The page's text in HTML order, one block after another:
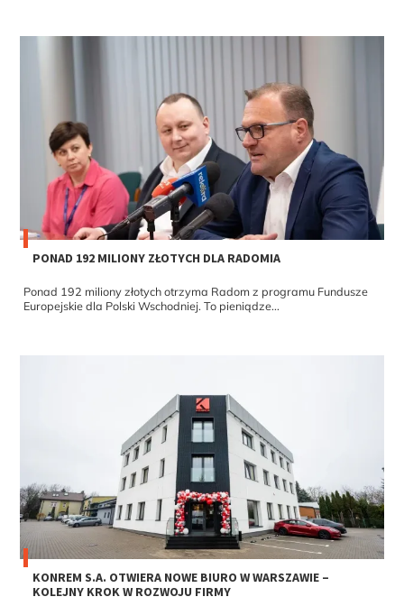
PONAD 192 MILIONY ZŁOTYCH DLA RADOMIA
Ponad 192 miliony złotych otrzyma Radom z programu Fundusze
Europejskie dla Polski Wschodniej. To pieniądze...
KONREM S.A. OTWIERA NOWE BIURO W WARSZAWIE –
KOLEJNY KROK W ROZWOJU FIRMY